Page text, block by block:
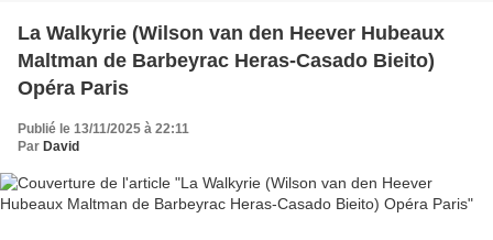
La Walkyrie (Wilson van den Heever Hubeaux
Maltman de Barbeyrac Heras-Casado Bieito)
Opéra Paris
Publié le 13/11/2025 à 22:11
Par David